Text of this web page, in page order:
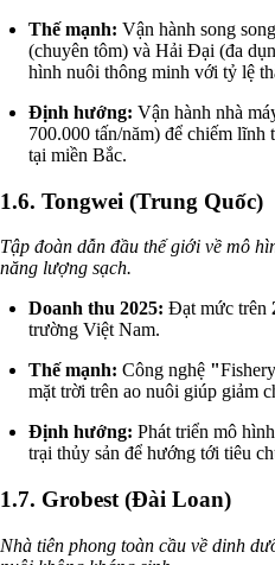
Thế mạnh: Vận hành song
(chuyên tôm) và Hải Đại (đa
hình nuôi thông minh với tỷ lệ
Định hướng: Vận hành nhà
700.000 tấn/năm) để chiếm lĩnh
tại miền Bắc.
1.6. Tongwei (Trung Quốc)
Tập đoàn dẫn đầu thế giới về mô
năng lượng sạch.
Doanh thu 2025: Đạt mức trên
trường Việt Nam.
Thế mạnh: Công nghệ "
mặt trời trên ao nuôi giúp giảm
Định hướng: Phát triển mô
trại thủy sản để hướng tới tiêu
1.7. Grobest (Đài Loan)
Nhà tiên phong toàn cầu về dinh